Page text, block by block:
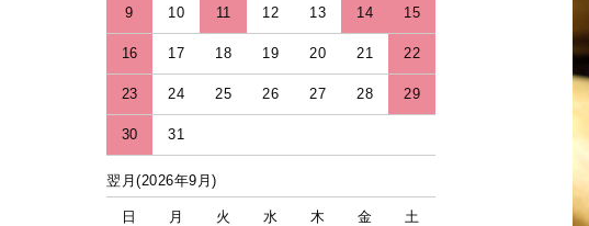
9 10 11 12 13 14 15
16 17 18 19 20 21 22
23 24 25 26 27 28 29
30 31
翌月(2026年9月)
日 月 火 水 木 金 土